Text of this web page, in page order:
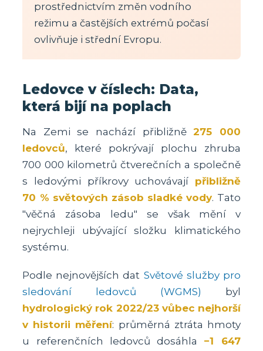
prostřednictvím změn vodního
režimu a častějších extrémů počasí
ovlivňuje i střední Evropu.
Ledovce v číslech: Data,
která bijí na poplach
Na Zemi se nachází přibližně275 000
ledovců, které pokrývají plochu zhruba
700 000 kilometrů čtverečních a společně
s ledovými příkrovy uchovávají přibližně
70 % světových zásob sladké vody. Tato
"věčná zásoba ledu" se však mění v
nejrychleji ubývající složku klimatického
systému.
Podle nejnovějších dat Světové služby pro
sledování ledovců (WGMS) byl
hydrologický rok 2022/23 vůbec nejhorší
v historii měření: průměrná ztráta hmoty
u referenčních ledovců dosáhla −1 647